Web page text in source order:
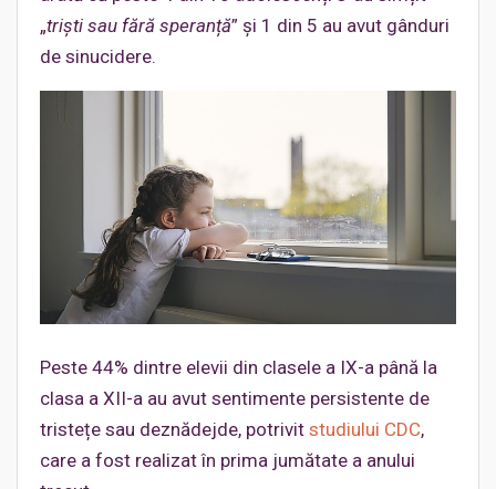
„triști sau fără speranță” și 1 din 5 au avut gânduri
de sinucidere.
Peste 44% dintre elevii din clasele a IX-a până la
clasa a XII-a au avut sentimente persistente de
tristețe sau deznădejde, potrivit studiului CDC,
care a fost realizat în prima jumătate a anului